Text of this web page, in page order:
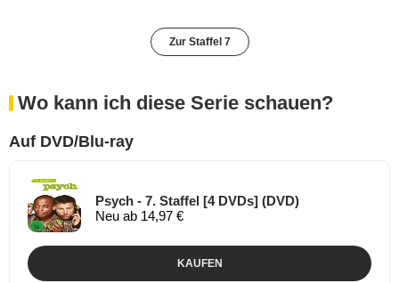
Zur Staffel 7
Wo kann ich diese Serie schauen?
Auf DVD/Blu-ray
Psych - 7. Staffel [4 DVDs] (DVD)
Neu ab 14,97 €
KAUFEN